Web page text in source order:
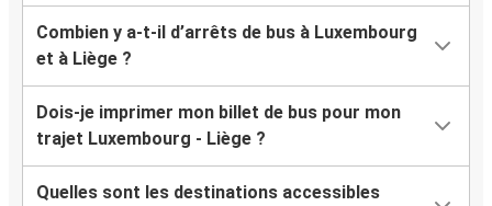
Combien y a-t-il d’arrêts de bus à Luxembourg
et à Liège ?
Dois-je imprimer mon billet de bus pour mon
trajet Luxembourg - Liège ?
Quelles sont les destinations accessibles